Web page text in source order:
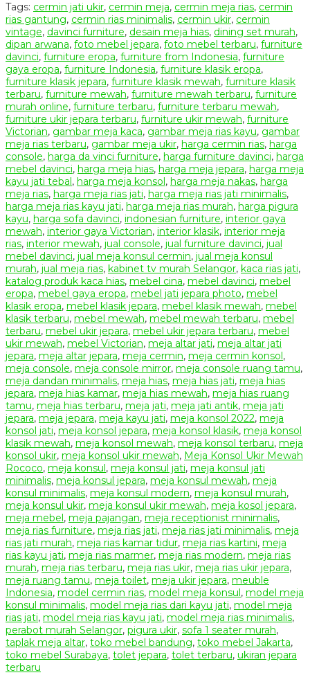
Tags: cermin jati ukir, cermin meja, cermin meja rias, cermin
rias gantung, cermin rias minimalis, cermin ukir, cermin
vintage, davinci furniture, desain meja hias, dining set murah,
dipan arwana, foto mebel jepara, foto mebel terbaru, furniture
davinci, furniture eropa, furniture from Indonesia, furniture
gaya eropa, furniture Indonesia, furniture klasik eropa,
furniture klasik jepara, furniture klasik mewah, furniture klasik
terbaru, furniture mewah, furniture mewah terbaru, furniture
murah online, furniture terbaru, furniture terbaru mewah,
furniture ukir jepara terbaru, furniture ukir mewah, furniture
Victorian, gambar meja kaca, gambar meja rias kayu, gambar
meja rias terbaru, gambar meja ukir, harga cermin rias, harga
console, harga da vinci furniture, harga furniture davinci, harga
mebel davinci, harga meja hias, harga meja jepara, harga meja
kayu jati tebal, harga meja konsol, harga meja nakas, harga
meja rias, harga meja rias jati, harga meja rias jati minimalis,
harga meja rias kayu jati, harga meja rias murah, harga pigura
kayu, harga sofa davinci, indonesian furniture, interior gaya
mewah, interior gaya Victorian, interior klasik, interior meja
rias, interior mewah, jual console, jual furniture davinci, jual
mebel davinci, jual meja konsul cermin, jual meja konsul
murah, jual meja rias, kabinet tv murah Selangor, kaca rias jati,
katalog produk kaca hias, mebel cina, mebel davinci, mebel
eropa, mebel gaya eropa, mebel jati jepara photo, mebel
klasik eropa, mebel klasik jepara, mebel klasik mewah, mebel
klasik terbaru, mebel mewah, mebel mewah terbaru, mebel
terbaru, mebel ukir jepara, mebel ukir jepara terbaru, mebel
ukir mewah, mebel Victorian, meja altar jati, meja altar jati
jepara, meja altar jepara, meja cermin, meja cermin konsol,
meja console, meja console mirror, meja console ruang tamu,
meja dandan minimalis, meja hias, meja hias jati, meja hias
jepara, meja hias kamar, meja hias mewah, meja hias ruang
tamu, meja hias terbaru, meja jati, meja jati antik, meja jati
jepara, meja jepara, meja kayu jati, meja konsol 2022, meja
konsol jati, meja konsol jepara, meja konsol klasik, meja konsol
klasik mewah, meja konsol mewah, meja konsol terbaru, meja
konsol ukir, meja konsol ukir mewah, Meja Konsol Ukir Mewah
Rococo, meja konsul, meja konsul jati, meja konsul jati
minimalis, meja konsul jepara, meja konsul mewah, meja
konsul minimalis, meja konsul modern, meja konsul murah,
meja konsul ukir, meja konsul ukir mewah, meja kosol jepara,
meja mebel, meja pajangan, meja receptionist minimalis,
meja rias furniture, meja rias jati, meja rias jati minimalis, meja
rias jati murah, meja rias kamar tidur, meja rias kartini, meja
rias kayu jati, meja rias marmer, meja rias modern, meja rias
murah, meja rias terbaru, meja rias ukir, meja rias ukir jepara,
meja ruang tamu, meja toilet, meja ukir jepara, meuble
Indonesia, model cermin rias, model meja konsul, model meja
konsul minimalis, model meja rias dari kayu jati, model meja
rias jati, model meja rias kayu jati, model meja rias minimalis,
perabot murah Selangor, pigura ukir, sofa 1 seater murah,
taplak meja altar, toko mebel bandung, toko mebel Jakarta,
toko mebel Surabaya, tolet jepara, tolet terbaru, ukiran jepara
terbaru